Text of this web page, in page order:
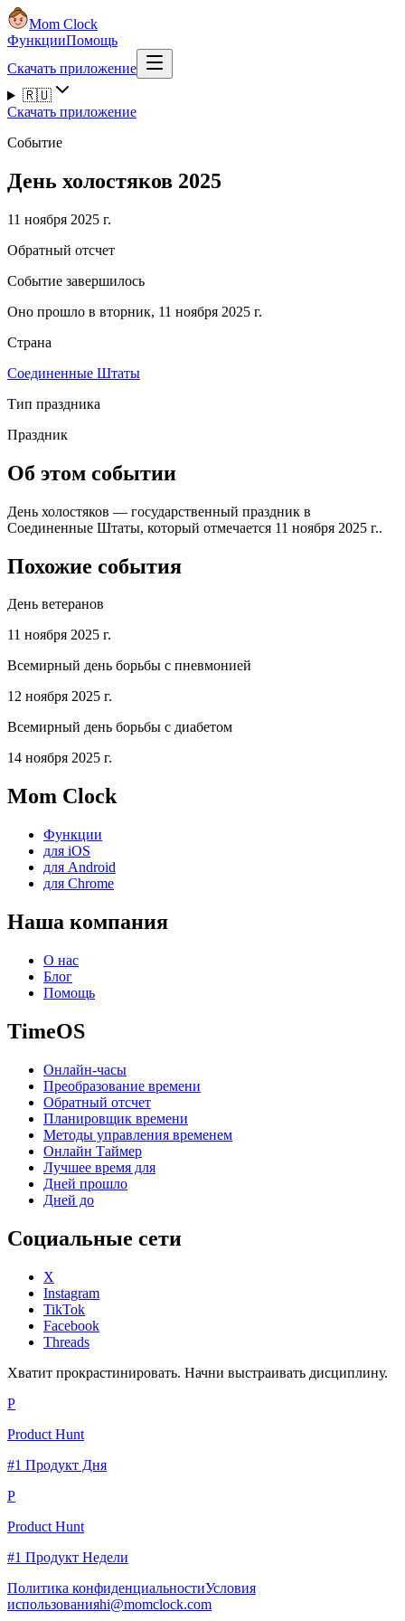
Mom Clock
ФункцииПомощь
Скачать приложение
🇷🇺
Скачать приложение
Событие
День холостяков 2025
11 ноября 2025 г.
Обратный отсчет
Событие завершилось
Оно прошло в вторник, 11 ноября 2025 г.
Страна
Соединенные Штаты
Тип праздника
Праздник
Об этом событии
День холостяков — государственный праздник в
Соединенные Штаты, который отмечается 11 ноября 2025 г..
Похожие события
День ветеранов
11 ноября 2025 г.
Всемирный день борьбы с пневмонией
12 ноября 2025 г.
Всемирный день борьбы с диабетом
14 ноября 2025 г.
Mom Clock
Функции
для iOS
для Android
для Chrome
Наша компания
О нас
Блог
Помощь
TimeOS
Онлайн-часы
Преобразование времени
Обратный отсчет
Планировщик времени
Методы управления временем
Онлайн Таймер
Лучшее время для
Дней прошло
Дней до
Социальные сети
X
Instagram
TikTok
Facebook
Threads
Хватит прокрастинировать. Начни выстраивать дисциплину.
P
Product Hunt
#1 Продукт Дня
P
Product Hunt
#1 Продукт Недели
Политика конфиденциальностиУсловия
использованияhi@momclock.com